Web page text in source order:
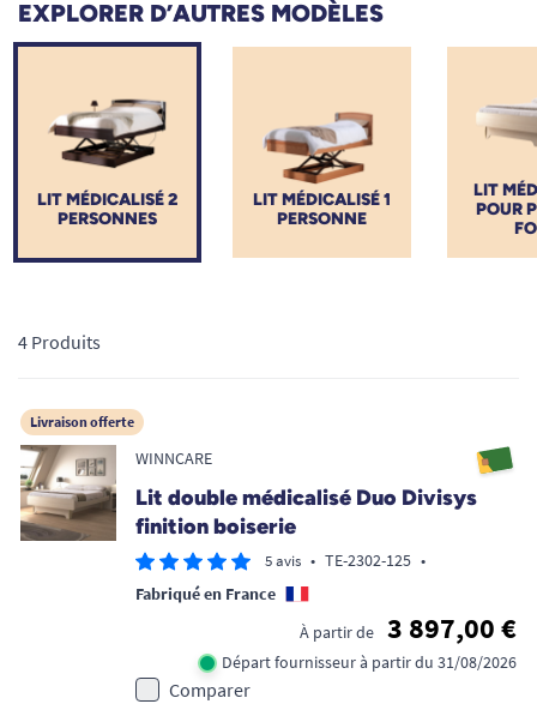
EXPLORER D’AUTRES MODÈLES
LIT MÉDICALISÉ 1
PERSONNE
LIT MÉDICALISÉ 2
PERSONNES
LIT
POUR
4 Produits
Livraison offerte
WINNCARE
Lit double médicalisé Duo Divisys
finition boiserie
5 avis • TE-2302-125 •
Fabriqué en France
À partir de
3 897,00 €
Départ fournisseur à partir du 31/08/2026
Comparer